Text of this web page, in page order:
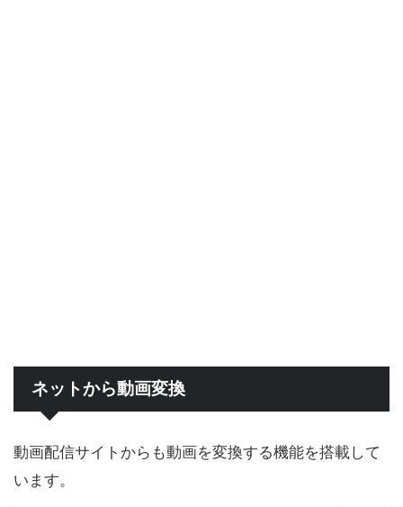
ネットから動画変換
動画配信サイトからも動画を変換する機能を搭載して
います。